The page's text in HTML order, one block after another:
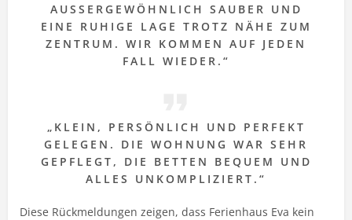
AUSSERGEWÖHNLICH SAUBER UND
EINE RUHIGE LAGE TROTZ NÄHE ZUM
ZENTRUM. WIR KOMMEN AUF JEDEN
FALL WIEDER.“
„KLEIN, PERSÖNLICH UND PERFEKT
GELEGEN. DIE WOHNUNG WAR SEHR
GEPFLEGT, DIE BETTEN BEQUEM UND
ALLES UNKOMPLIZIERT.“
Diese Rückmeldungen zeigen, dass Ferienhaus Eva kein